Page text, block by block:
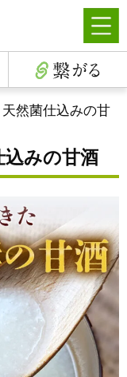
然菌仕込みの甘
込みの甘酒